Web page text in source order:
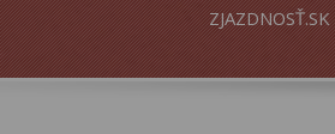
ZJAZDNOSŤ.SK